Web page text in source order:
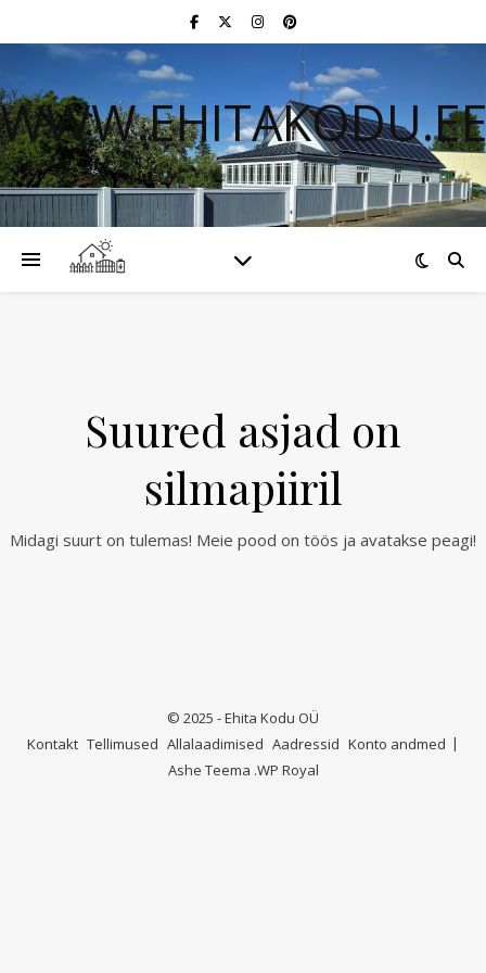
Suured asjad on
silmapiiril
Midagi suurt on tulemas! Meie pood on töös ja avatakse peagi!
© 2025 - Ehita Kodu OÜ
Kontakt Tellimused Allalaadimised Aadressid Konto andmed
Ashe Teema .WP Royal